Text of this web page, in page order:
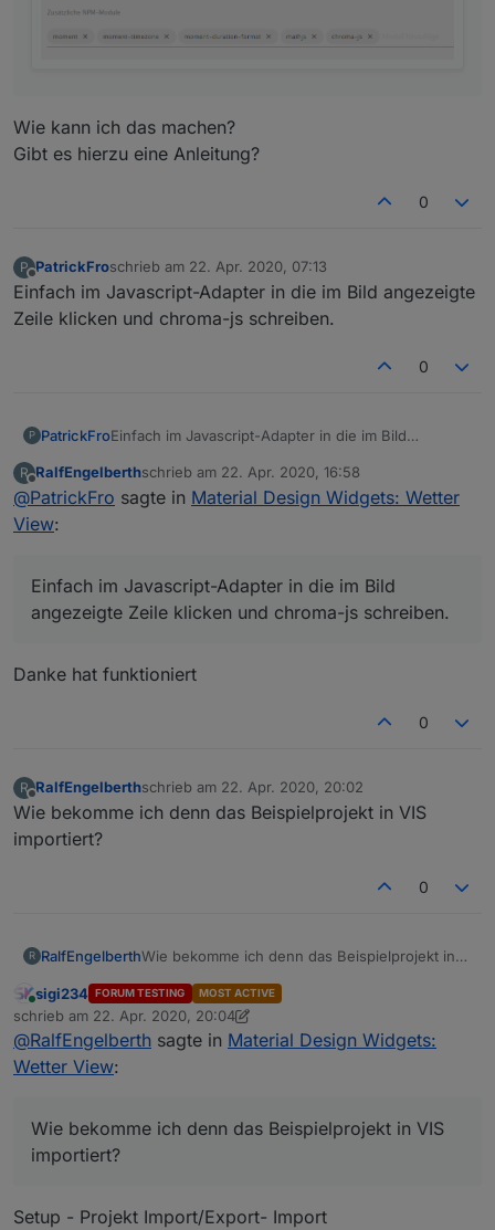
Wie kann ich das machen?
Gibt es hierzu eine Anleitung?
0
P
Offline
PatrickFroschrieb am 22. Apr. 2020, 07:13
zuletzt editiert von
Einfach im Javascript-Adapter in die im Bild angezeigte
Zeile klicken und chroma-js schreiben.
0
P PatrickFroEinfach im Javascript-Adapter in die im Bild
R
Offline
RalfEngelberthschrieb am 22. Apr. 2020, 16:58
zuletzt editiert von
@PatrickFro sagte in Material Design Widgets: Wetter
View:
Einfach im Javascript-Adapter in die im Bild
angezeigte Zeile klicken und chroma-js schreiben.
Danke hat funktioniert
0
R
Offline
RalfEngelberthschrieb am 22. Apr. 2020, 20:02
zuletzt editiert von
Wie bekomme ich denn das Beispielprojekt in VIS
importiert?
0
R RalfEngelberthWie bekomme ich denn das Beispielprojekt in
Online
sigi234 FORUM TESTING MOST ACTIVE
schrieb am 22. Apr. 2020, 20:04
zuletzt editiert von sigi234
@RalfEngelberth sagte in Material Design Widgets:
Wetter View:
Wie bekomme ich denn das Beispielprojekt in VIS
importiert?
Setup - Projekt Import/Export- Import